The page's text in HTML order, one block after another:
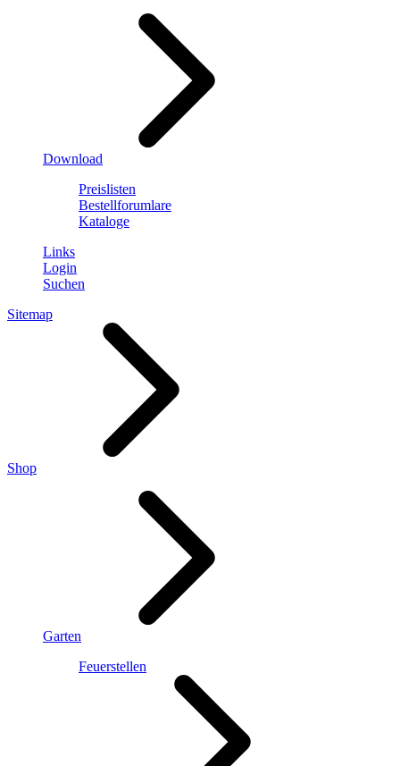
Download
Preislisten
Bestellforumlare
Kataloge
Links
Login
Suchen
Sitemap
Shop
Garten
Feuerstellen